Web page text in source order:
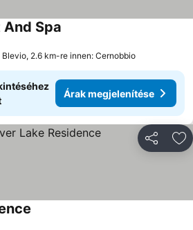
Spa
Blevio, 2.6 km-re innen: Cernobbio
Árak megjelenítése